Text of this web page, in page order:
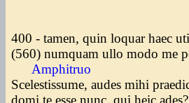
400 - tamen, quin loquar haec
(560) numquam ullo modo me
Amphitruo
Scelestissume, audes mihi
domi te esse nunc, qui heic ades?